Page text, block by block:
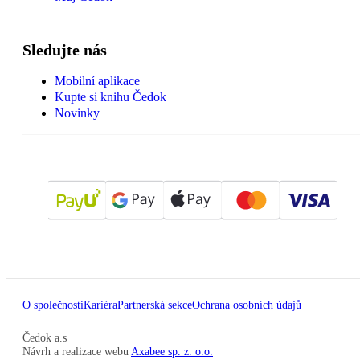
Sledujte nás
Mobilní aplikace
Kupte si knihu Čedok
Novinky
O společnostiKariéraPartnerská sekceOchrana osobních údajů
Čedok a.s
Návrh a realizace webu Axabee sp. z. o.o.